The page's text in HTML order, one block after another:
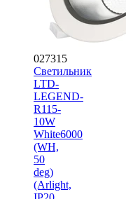
027315
Светильник
LTD-
LEGEND-
R115-
10W
White6000
(WH,
50
deg)
(Arlight,